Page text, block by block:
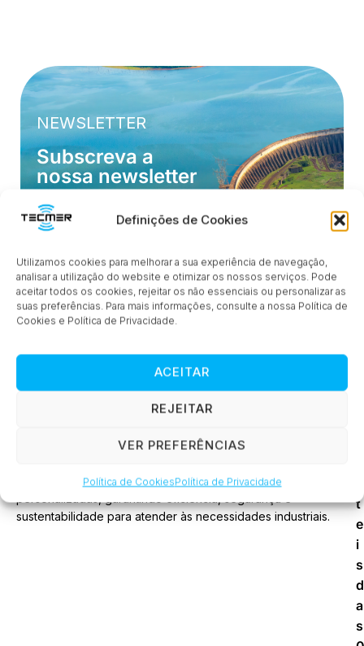
Definições de Cookies
Utilizamos cookies para melhorar a sua experiência de navegação,
analisar a utilização do website e otimizar os nossos serviços. Pode
aceitar todos os cookies, rejeitar os não essenciais ou personalizar as
suas preferências. Para mais informações, consulte a nossa Política de
Cookies e Política de Privacidade.
ACEITAR
REJEITAR
VER PREFERÊNCIAS
Política de CookiesPolítica de Privacidade
NEWSLETTER
Subscreva a
nossa newsletter
exclusivas para o seu negócio.
SUBSCREVER
Fornecemos soluções tecnológicas inovadoras e
sustentabilidade para atender às necessidades industriais.
t
e
i
s
d
a
s